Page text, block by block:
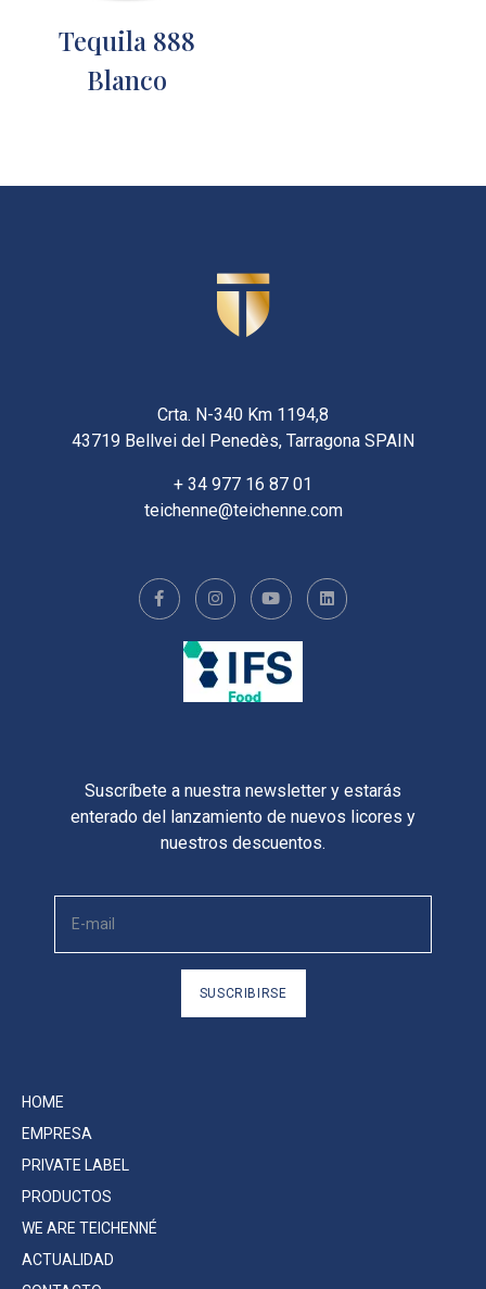
Tequila 888
Blanco
HOME
EMPRESA
PRIVATE LABEL
PRODUCTOS
WE ARE TEICHENNÉ
ACTUALIDAD
Crta. N-340 Km 1194,8
43719 Bellvei del Penedès, Tarragona SPAIN
+ 34 977 16 87 01
teichenne@teichenne.com
Suscríbete a nuestra newsletter y estarás
enterado del lanzamiento de nuevos licores y
nuestros descuentos.
SUSCRIBIRSE